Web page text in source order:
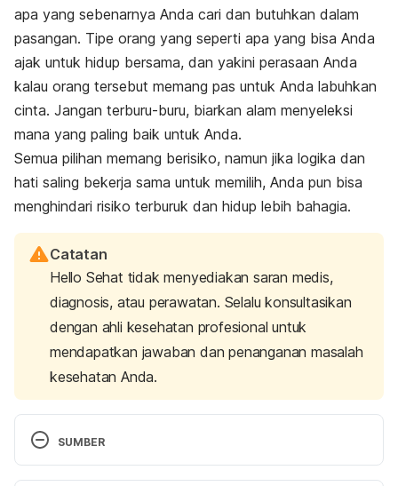
apa yang sebenarnya Anda cari dan butuhkan dalam
pasangan. Tipe orang yang seperti apa yang bisa Anda
ajak untuk hidup bersama, dan yakini perasaan Anda
kalau orang tersebut memang pas untuk Anda labuhkan
cinta. Jangan terburu-buru, biarkan alam menyeleksi
mana yang paling baik untuk Anda.
Semua pilihan memang berisiko, namun jika logika dan
hati saling bekerja sama untuk memilih, Anda pun bisa
menghindari risiko terburuk dan hidup lebih bahagia.
Catatan
Hello Sehat tidak menyediakan saran medis,
diagnosis, atau perawatan. Selalu konsultasikan
dengan ahli kesehatan profesional untuk
mendapatkan jawaban dan penanganan masalah
kesehatan Anda.
SUMBER